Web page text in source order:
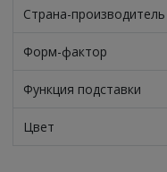
Страна-производитель
Форм-фактор
Функция подставки
Цвет